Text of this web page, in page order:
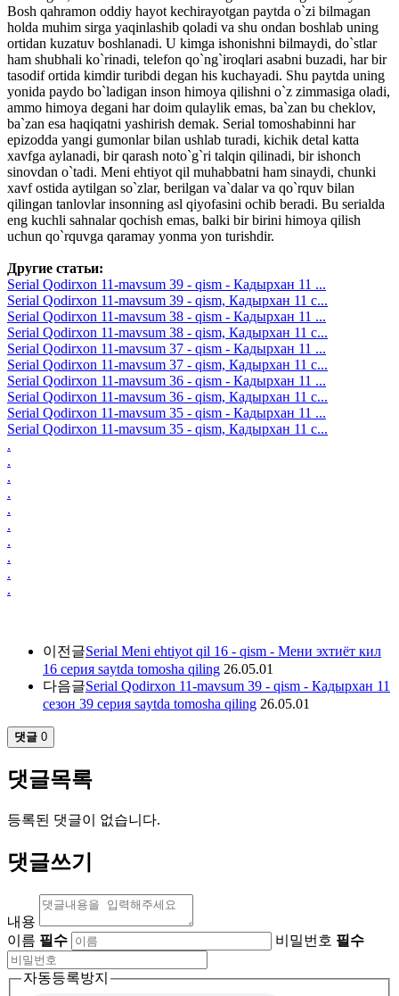
Bosh qahramon oddiy hayot kechirayotgan paytda o`zi bilmagan
holda muhim sirga yaqinlashib qoladi va shu ondan boshlab uning
ortidan kuzatuv boshlanadi. U kimga ishonishni bilmaydi, do`stlar
ham shubhali ko`rinadi, telefon qo`ng`iroqlari asabni buzadi, har bir
tasodif ortida kimdir turibdi degan his kuchayadi. Shu paytda uning
yonida paydo bo`ladigan inson himoya qilishni o`z zimmasiga oladi,
ammo himoya degani har doim qulaylik emas, ba`zan bu cheklov,
ba`zan esa haqiqatni yashirish demak. Serial tomoshabinni har
epizodda yangi gumonlar bilan ushlab turadi, kichik detal katta
xavfga aylanadi, bir qarash noto`g`ri talqin qilinadi, bir ishonch
sinovdan o`tadi. Meni ehtiyot qil muhabbatni ham sinaydi, chunki
xavf ostida aytilgan so`zlar, berilgan va`dalar va qo`rquv bilan
qilingan tanlovlar insonning asl qiyofasini ochib beradi. Bu serialda
eng kuchli sahnalar qochish emas, balki bir birini himoya qilish
uchun qo`rquvga qaramay yonma yon turishdir.
Другие статьи:
Serial Qodirxon 11-mavsum 39 - qism - Кадырхан 11 ...
Serial Qodirxon 11-mavsum 39 - qism, Кадырхан 11 с...
Serial Qodirxon 11-mavsum 38 - qism - Кадырхан 11 ...
Serial Qodirxon 11-mavsum 38 - qism, Кадырхан 11 с...
Serial Qodirxon 11-mavsum 37 - qism - Кадырхан 11 ...
Serial Qodirxon 11-mavsum 37 - qism, Кадырхан 11 с...
Serial Qodirxon 11-mavsum 36 - qism - Кадырхан 11 ...
Serial Qodirxon 11-mavsum 36 - qism, Кадырхан 11 с...
Serial Qodirxon 11-mavsum 35 - qism - Кадырхан 11 ...
Serial Qodirxon 11-mavsum 35 - qism, Кадырхан 11 с...
.
.
.
.
.
.
.
.
.
.
이전글Serial Meni ehtiyot qil 16 - qism - Мени эхтиёт кил
16 серия saytda tomosha qiling 26.05.01
다음글Serial Qodirxon 11-mavsum 39 - qism - Кадырхан 11
сезон 39 серия saytda tomosha qiling 26.05.01
댓글 0
댓글목록
등록된 댓글이 없습니다.
댓글쓰기
내용
이름 필수 비밀번호 필수
자동등록방지